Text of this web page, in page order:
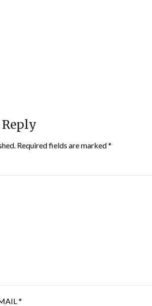
Reply
Required fields are marked*
*